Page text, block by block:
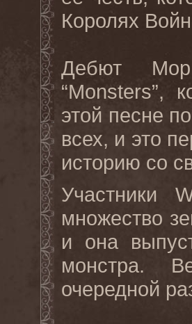
Королях
Дебют
“Monsters”,
этой песне
всех, и это
историю со
Участники
множество
и она
монстра.
очередной